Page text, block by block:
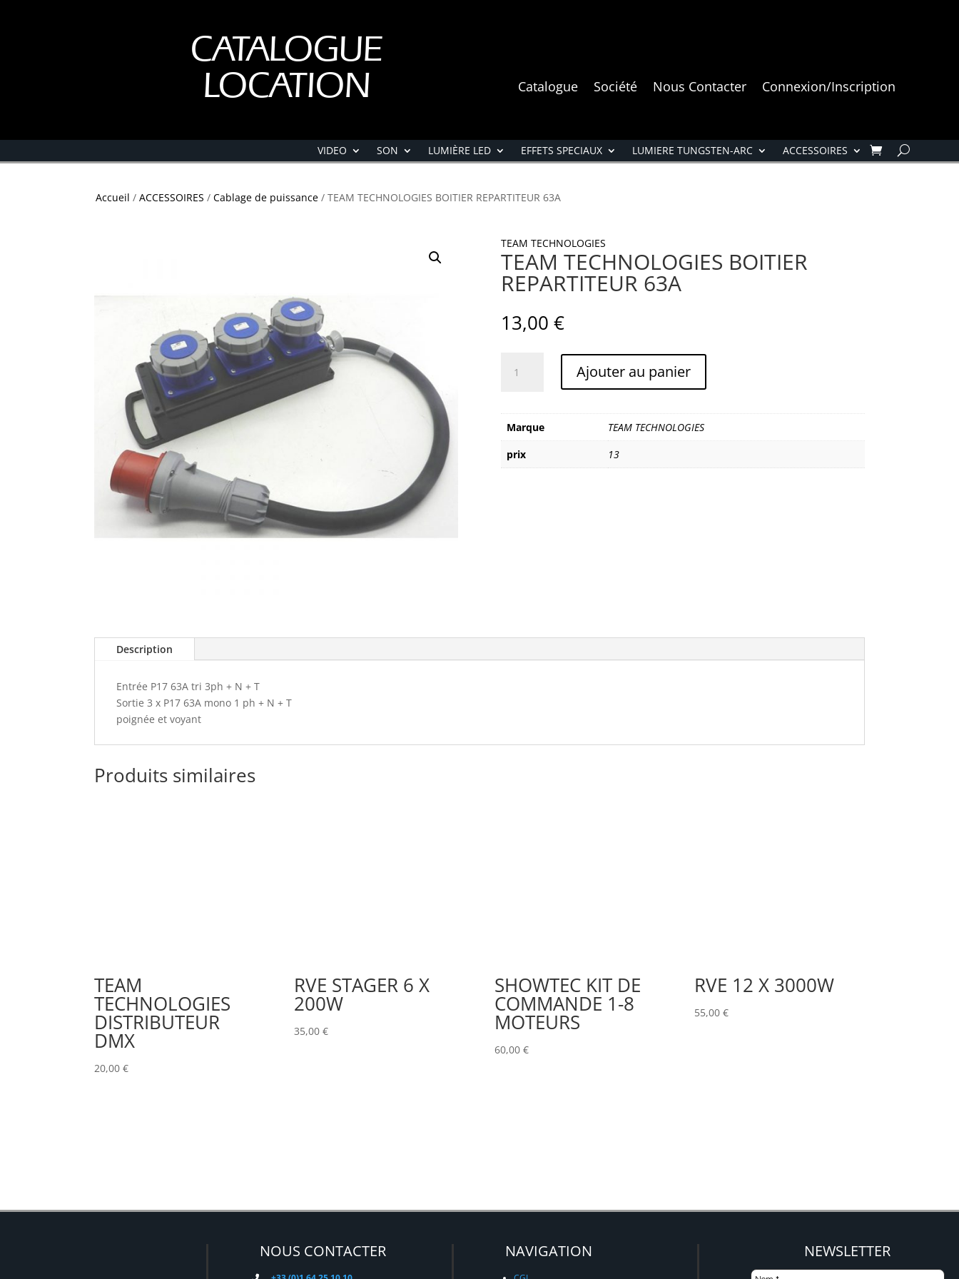
CATALOGUE
LOCATION
Catalogue Société Nous Contacter Connexion/Inscription
VIDEO SON LUMIÈRE LED EFFETS SPECIAUX LUMIERE TUNGSTEN-ARC ACCESSOIRES
Accueil /ACCESSOIRES /Cablage de puissance / TEAM TECHNOLOGIES BOITIER REPARTITEUR 63A
TEAM TECHNOLOGIES
TEAM TECHNOLOGIES BOITIER
REPARTITEUR 63A
13,00 €
BOITIER
REPARTITEUR
63A
Ajouter au panier
Marque
TEAM TECHNOLOGIES
prix
13
Description
Entrée P17 63A tri 3ph + N + T
Sortie 3 x P17 63A mono 1 ph + N + T
poignée et voyant
Produits similaires
TEAM
TECHNOLOGIES
DISTRIBUTEUR
DMX
20,00 €
RVE STAGER 6 X
200W
35,00€
SHOWTEC KIT DE
COMMANDE 1-8
MOTEURS
60,00 €
RVE 12 X 3000W
55,00 €
NOUS CONTACTER NAVIGATION NEWSLETTER